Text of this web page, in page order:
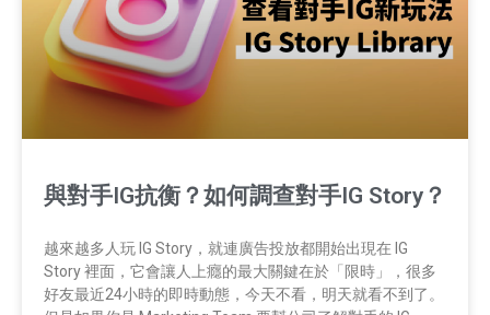
與對手IG抗衡？如何調查對手IG Story？
越來越多人玩 IG Story，就連廣告投放都開始出現在 IG
Story 裡面，它會讓人上癮的最大關鍵在於「限時」，很多
好友最近24小時的即時動態，今天不看，明天就看不到了。